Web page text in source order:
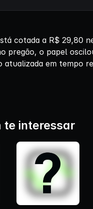
cotada a R$
pregão, o papel
em tempo
te interessar